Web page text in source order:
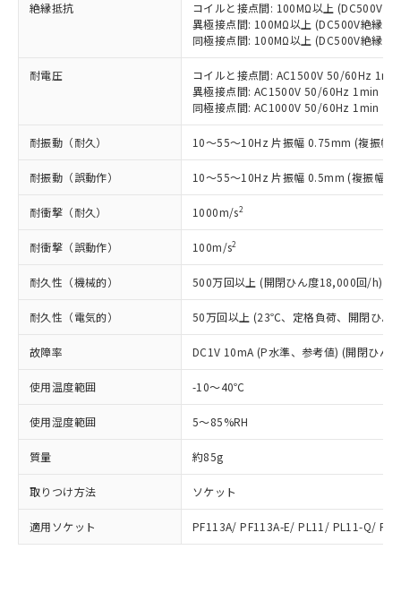
絶縁抵抗
コイルと接点間: 100MΩ以上 (DC500V絶
異極接点間: 100MΩ以上 (DC500V絶縁抵
同極接点間: 100MΩ以上 (DC500V絶縁抵
耐電圧
コイルと接点間: AC1500V 50/60Hz 1min
異極接点間: AC1500V 50/60Hz 1min
同極接点間: AC1000V 50/60Hz 1min
耐振動（耐久） 10～55～10Hz 片振幅 0.75mm (複振幅
耐振動（誤動作） 10～55～10Hz 片振幅 0.5mm (複振幅
耐衝撃（耐久） 1000m/s2
耐衝撃（誤動作） 100m/s2
耐久性（機械的） 500万回以上 (開閉ひん度18,000回/h)
耐久性（電気的） 50万回以上 (23℃、定格負荷、開閉ひん
故障率 DC1V 10mA (P水準、参考値) (開閉ひん
使用温度範囲 -10～40℃
使用湿度範囲 5～85%RH
質量 約85g
取りつけ方法 ソケット
適用ソケット PF113A/ PF113A-E/ PL11/ PL11-Q/
記載している更新日時点での社内デー
タに基づき作成されるものであり、閲
覧された時点での実際の在庫および標
準価格とは異なる場合があることをご
了承ください。
正式な納期状況および標準価格はお客
様のお取引先、またはお客様担当のオ
ムロン制御機器販売店・当社販売員に
ご相談ください。
オムロン制御機器販売店や当社販売拠
販売ネットワーク
在庫状況および標準価格結果を当社の
事前の承諾なく第三者に漏洩または開
示しないようお願いします。
マイパーツ機能（部品リスト作成サー
ビス）をご利用いただくには、I-Web
メンバーズにご登録されている必要が
登録された部品リストについて、当社
および当社の共同利用者が、当社の製
品・サービスに関するお客様との取
引・商談に必要な範囲で利用すること
をご了承ください。
※当社の共同利用者とは、
の共同利用に関して"
の「1.共同利
用者の範囲」に記載されている法人を
指します。
*EU RoHS指令（10物質）：
鉛(Pb) 1000ppm以下、 水銀(Hg) 1000ppm以下、 カド
ミウム(Cd) 100ppm以下、
六価クロム(Cr(Ⅵ)) 1000ppm以下、ポリ臭化ビフェニル
類(PBB) 1000ppm以下、ポリ臭化ジフェニルエーテル類
(PBDE) 1000ppm以下、フタル酸ビス(2-エチルヘキシ
ル) (DEHP)(別名：DOP) 1000ppm以下、フタル酸ブチ
ルベンジル（BBP） 1000ppm以下、フタル酸ジブチル
（DBP） 1000ppm以下、フタル酸ジイソブチル
(DIBP) 1000ppm以下
但し、RoHS指令で産業用監視および制御機器に対する
適用除外項目は除く。
フタル酸エステル類の４物質については閾値を超える意
図的な使用がないことを確認しています。
※2 対応予定月
部品在庫の切り替え状況などにより、予定
月が前後することがあります。
※3 非含有証明書ダウンロード
下記の非含有証明書をダウンロードするこ
EU RoHS指令（10物質）の非含有証明書
51物質の非含有証明書（当社基準）
※本証明書は発行日時点で非含有を証明す
るもので、過去に遡って非含有を証明する
い合わせください。
*中国RoHS10物質の基準値 (GB/T26572)：
Pb(鉛) :1000ppm、 Hg(水銀) : 1000ppm、 Cd(カドミウ
Cr(Ⅵ)(六価クロム) : 1000ppm、 PBBs(ポリ臭化ビフェ
ニル類) : 1000ppm、 PBDEs(ポリ臭化ジフェニルエーテ
DBP(フタル酸ジブチル) : 1000ppm、 DIBP(フタル酸ジ
イソブチル) : 1000ppm、 BBP(フタル酸ブチルベンジ
※2 環境保護使用期限
「ｅ」：有害物質（10物質）のすべてが基
準値以下であることを示します。
「10」：通常の使用状況下において有害物
質が外部に漏えいし、環境に深刻な影響を
及ぼさない年数を意味します。
「－」：未確認です。当社販売部門へお問
い合わせください。
（以下｢規制貨物等」という）を輸出
または国外への提供する場合は、日本
国政府の輸出許可(または役務取引許
可)を取得するなどの必要な手続きを
当社は規制貨物を破棄する場合は、完
全に破砕するなど、違法に輸出されな
いよう必要な手段を講じます。
当社は貴社製品を、核兵器、ミサイ
ル、化学兵器、生物兵器またはその他
武器並びにこれらの製造装置等に一切
使用いたしません。
当社は、貴社製品を第三者に販売する
場合は、上記1、2および3の内容を当
該第三者に通知します。また当社は、
販売先および販売に係わる関係者が違
法に輸出するおそれがある場合は、取
り引きをいたしません。
一定数以上の在庫あり
△ 一定数には満たないが在庫あり
－
在庫なし(最新の在庫状況につ
いては、お客様のお取引先、ま
たはお客様担当のオムロン制御
機器販売店・当社販売員にご確
認ください)
白
受注生産機種、また在庫状況の
情報を公開していない機種